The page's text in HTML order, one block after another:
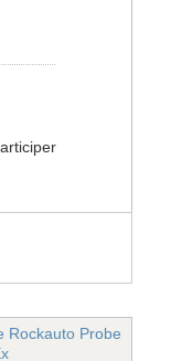
Rockauto Probe